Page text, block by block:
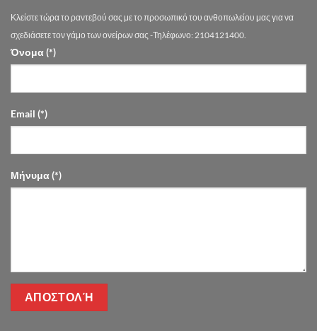
Drimalas
Flowers
Κλείστε τώρα το ραντεβού σας με το προσωπικό του ανθοπωλείου μας για να
σχεδιάσετε τον γάμο των ονείρων σας -Τηλέφωνο: 2104121400.
Όνομα (*)
Email (*)
Μήνυμα (*)